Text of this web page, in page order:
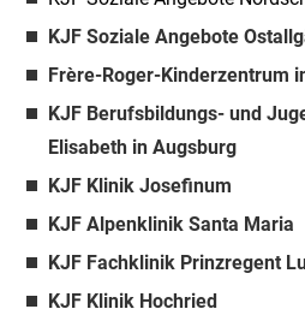
KJF Soziale Angebote
Frère-Roger-Kinderzentrum
KJF Berufsbildungs- und
Elisabeth in Augsburg
KJF Klinik Josefinum
KJF Alpenklinik Santa Maria
KJF Fachklinik Prinzregent
KJF Klinik Hochried